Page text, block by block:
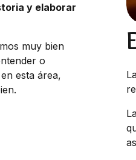
y elaborar
muy bien
o
esta área,